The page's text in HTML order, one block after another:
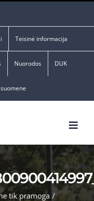
Teisinė informacija
Nuorodos DUK
tik pramoga /